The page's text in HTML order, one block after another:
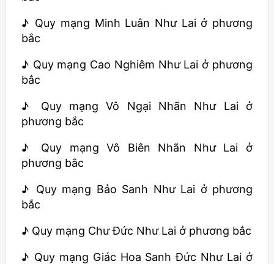
♪ Quy mạng Minh Luân Như Lai ở phương
bắc
♪ Quy mạng Cao Nghiêm Như Lai ở phương
bắc
♪ Quy mạng Vô Ngại Nhãn Như Lai ở
phương bắc
♪ Quy mạng Vô Biên Nhãn Như Lai ở
phương bắc
♪ Quy mạng Bảo Sanh Như Lai ở phương
bắc
♪ Quy mạng Chư Đức Như Lai ở phương bắc
♪ Quy mạng Giác Hoa Sanh Đức Như Lai ở